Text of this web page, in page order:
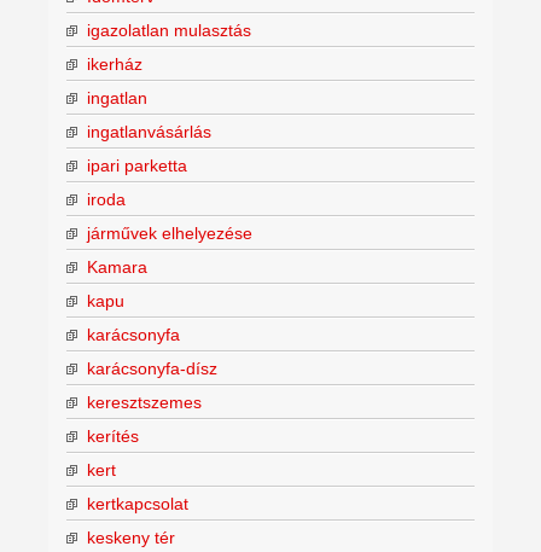
igazolatlan mulasztás
ikerház
ingatlan
ingatlanvásárlás
ipari parketta
iroda
járművek elhelyezése
Kamara
kapu
karácsonyfa
karácsonyfa-dísz
keresztszemes
kerítés
kert
kertkapcsolat
keskeny tér